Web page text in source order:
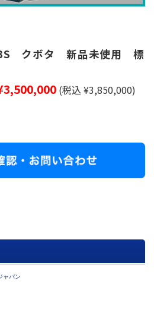
クボタ 新品未使用 標
(税込 ¥3,850,000)
パン